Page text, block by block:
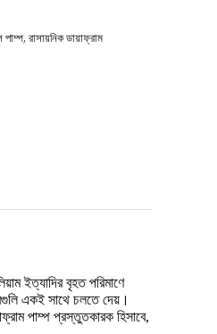
রাসায়নিক ডায়াফ্রাম
ইত্যাদির বৃহত পরিমাণে
একই সাথে চলতে দেয়।
পাম্প প্রস্তুতকারক হিসাবে,